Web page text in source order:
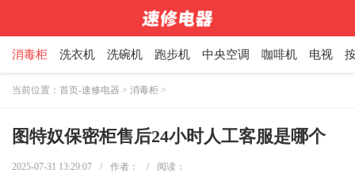
消毒柜 洗衣机 洗碗机 跑步机 中央空调 咖啡机 电视
当前位置： 首页-速修电器 > 消毒柜 >
图特奴保密柜售后24小时人工客服是哪个
2025-07-31 13:29:07 / 作者： / 阅读：